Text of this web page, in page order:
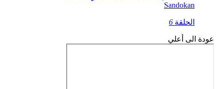
Sandokan
الحلقة 6
عودة الى أعلي